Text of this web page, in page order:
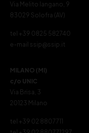
Via Melito Iangano, 9
83029 Solofra (AV)
tel +39 0825 582740
e-mail ssip@ssip.it
MILANO (MI)
c/o UNIC
Via Brisa, 3
20123 Milano
tel +39 02 8807711